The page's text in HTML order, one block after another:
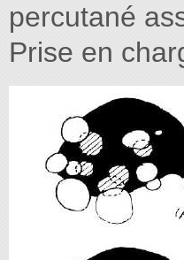
percutané
Prise en